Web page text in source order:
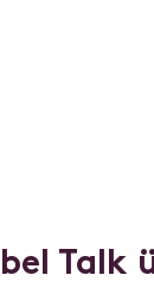
bel Talk